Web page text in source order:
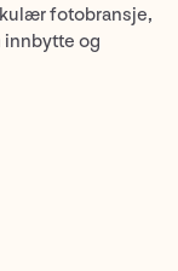
fotobransje,
innbytte og